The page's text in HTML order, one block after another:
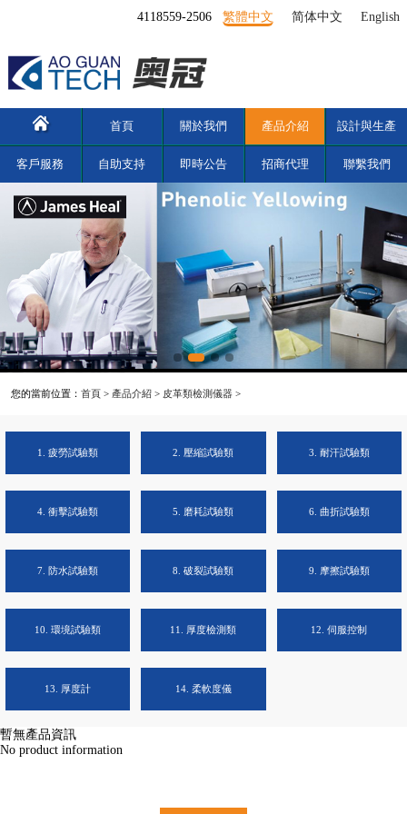
4118559-2506 繁體中文 简体中文 English
首頁 關於我們 產品介紹 設計與生產
客戶服務 自助支持 即時公告 招商代理 聯繫我們
您的當前位置： 首頁> 產品介紹> 皮革類檢測儀器>
1. 疲勞試驗類 2. 壓縮試驗類 3. 耐汗試驗類
4. 衝擊試驗類 5. 磨耗試驗類 6. 曲折試驗類
7. 防水試驗類 8. 破裂試驗類 9. 摩擦試驗類
10. 環境試驗類 11. 厚度檢測類 12. 伺服控制
13. 厚度計 14. 柔軟度儀
暫無產品資訊
No product information